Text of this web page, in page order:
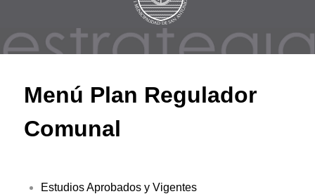
Menú Plan Regulador
Comunal
Estudios Aprobados y Vigentes